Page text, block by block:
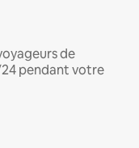
de
pendant votre